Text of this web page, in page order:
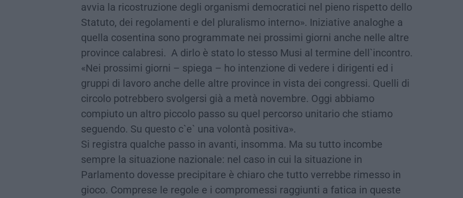
avvia la ricostruzione degli organismi democratici nel pieno rispetto dello
Statuto, dei regolamenti e del pluralismo interno». Iniziative analoghe a
quella cosentina sono programmate nei prossimi giorni anche nelle altre
province calabresi. A dirlo è stato lo stesso Musi al termine dell`incontro.
«Nei prossimi giorni – spiega – ho intenzione di vedere i dirigenti ed i
gruppi di lavoro anche delle altre province in vista dei congressi. Quelli di
circolo potrebbero svolgersi già a metà novembre. Oggi abbiamo
compiuto un altro piccolo passo su quel percorso unitario che stiamo
seguendo. Su questo c`e` una volontà positiva».
Si registra qualche passo in avanti, insomma. Ma su tutto incombe
sempre la situazione nazionale: nel caso in cui la situazione in
Parlamento dovesse precipitare è chiaro che tutto verrebbe rimesso in
gioco. Comprese le regole e i compromessi raggiunti a fatica in queste